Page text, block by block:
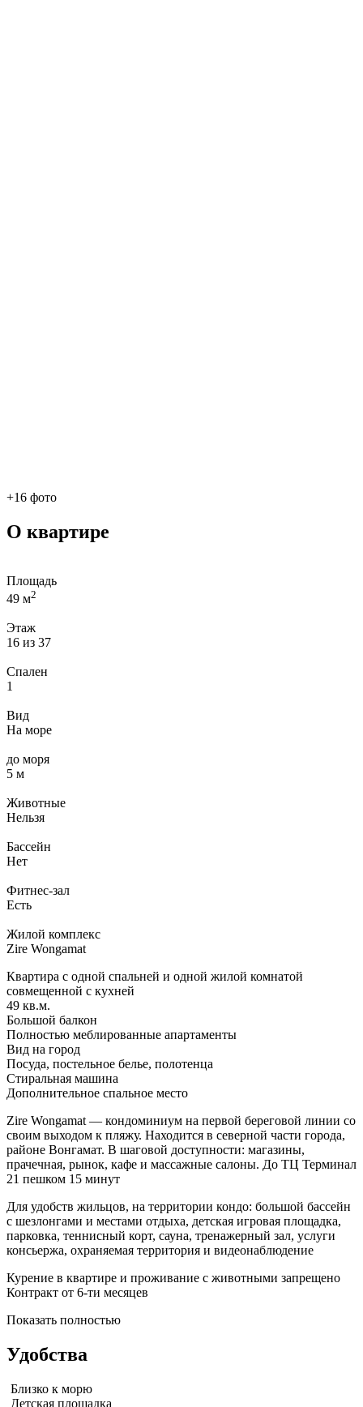
+16 фото
О квартире
Площадь
49 м2
Этаж
16 из 37
Спален
1
Вид
На море
до моря
5 м
Животные
Нельзя
Бассейн
Нет
Фитнес-зал
Есть
Жилой комплекс
Zire Wongamat
Квартира с одной спальней и одной жилой комнатой
совмещенной с кухней
49 кв.м.
Большой балкон
Полностью меблированные апартаменты
Вид на город
Посуда, постельное белье, полотенца
Стиральная машина
Дополнительное спальное место
Zire Wongamat — кондоминиум на первой береговой линии со
своим выходом к пляжу. Находится в северной части города,
районе Вонгамат. В шаговой доступности: магазины,
прачечная, рынок, кафе и массажные салоны. До ТЦ Терминал
21 пешком 15 минут
Для удобств жильцов, на территории кондо: большой бассейн
с шезлонгами и местами отдыха, детская игровая площадка,
парковка, теннисный корт, сауна, тренажерный зал, услуги
консьержа, охраняемая территория и видеонаблюдение
Курение в квартире и проживание с животными запрещено
Контракт от 6-ти месяцев
Показать полностью
Удобства
Близко к морю
Детская площадка